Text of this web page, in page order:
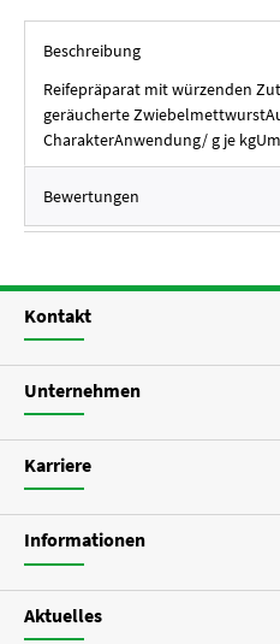
Beschreibung
Reifepräparat mit würzenden
geräucherte
CharakterAnwendung/ g je
Bewertungen
Kontakt
Unternehmen
Karriere
Informationen
Aktuelles